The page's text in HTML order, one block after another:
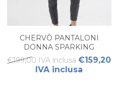
CHERVÒ PANTALONI
DONNA SPARKING
€199,00 IVA inclusa €159,20
IVA inclusa